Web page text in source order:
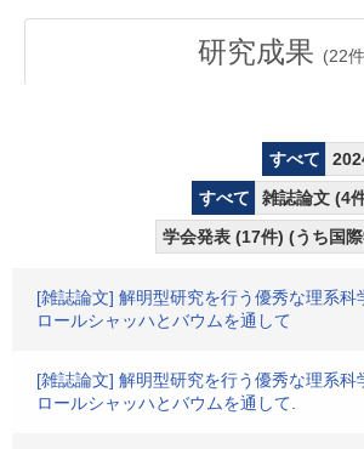
研究成果 (22
すべて
すべて
雑誌論文 (4
学会発表 (17件) (うち国
[雑誌論文] 解明型研究を行う優秀な理系
ロールシャッハとバウムを通して
[雑誌論文] 解明型研究を行う優秀な理系
ロールシャッハとバウムを通して.